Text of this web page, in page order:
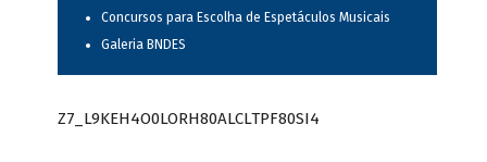
Concursos para Escolha de Espetáculos Musicais
Galeria BNDES
Z7_L9KEH4O0LORH80ALCLTPF80SI4